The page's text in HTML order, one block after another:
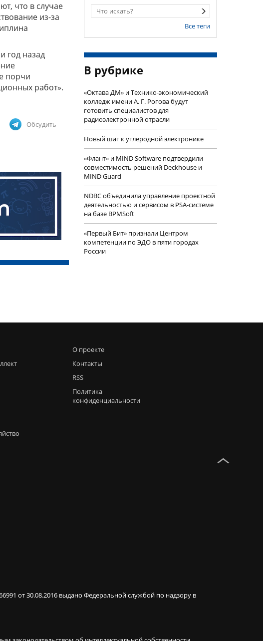
что в случае
из-за
год назад
порчи
работ».
Обсудить
Все теги
В рубрике
«Октава ДМ» и Технико-экономический
колледж имени А. Г. Рогова будут
готовить специалистов для
радиоэлектронной отрасли
Новый шаг к углеродной электронике
«Флант» и MIND Software подтвердили
совместимость решений Deckhouse и
MIND Guard
NDBC объединила управление проектной
деятельностью и сервисом в PSA-системе
на базе BPMSoft
«Первый Бит» признали Центром
компетенции по ЭДО в пяти городах
России
О проекте
Контакты
RSS
Политика
конфиденциальности
от 30.08.2016 выдано Федеральной службой по надзору в